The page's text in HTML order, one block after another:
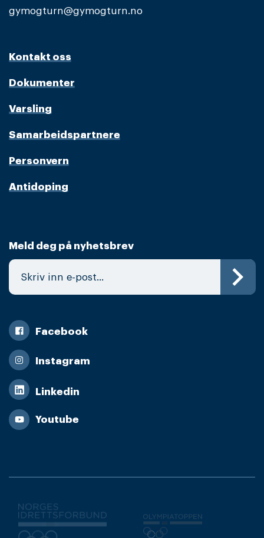
gymogturn@gymogturn.no
Kontakt oss
Dokumenter
Varsling
Samarbeidspartnere
Personvern
Antidoping
Meld deg på nyhetsbrev
Facebook
Instagram
Linkedin
Youtube